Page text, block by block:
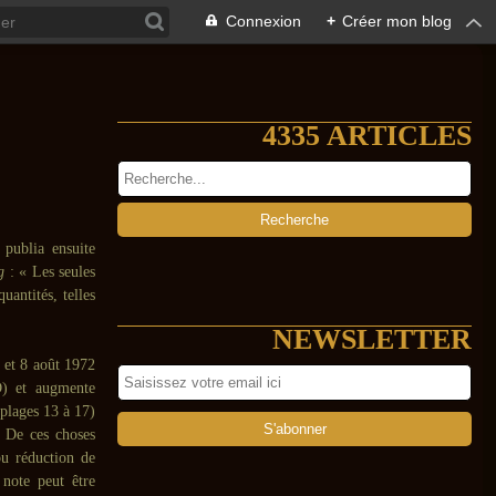
Connexion + Créer mon blog
ensuite
: « Les seules
telles
8 août 1972
et augmente
13 à 17)
ces choses
réduction de
peut être
4335 ARTICLES
NEWSLETTER